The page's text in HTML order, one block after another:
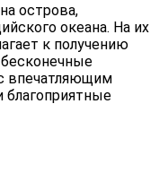
острова,
океана. На их
к получению
впечатляющим
благоприятные